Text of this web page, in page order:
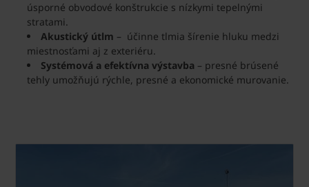
úsporné obvodové konštrukcie s nízkymi tepelnými
stratami.
Akustický útlm – účinne tlmia šírenie hluku medzi
miestnosťami aj z exteriéru.
Systémová a efektívna výstavba – presné brúsené
tehly umožňujú rýchle, presné a ekonomické murovanie.